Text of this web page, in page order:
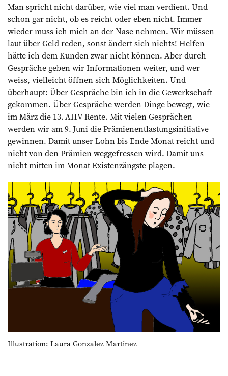
Man spricht nicht dar­über, wie viel man verdient. Und
schon gar nicht, ob es reicht oder eben nicht. Immer
wieder muss ich mich an der Nase nehmen. Wir müssen
laut über Geld reden, sonst ändert sich nichts! Helfen
hätte ich dem Kunden zwar nicht können. Aber durch
Gespräche geben wir Informationen weiter, und wer
weiss, vielleicht öffnen sich Möglichkeiten. Und
überhaupt: Über Gespräche bin ich in die Gewerkschaft
gekommen. Über Gespräche werden Dinge bewegt, wie
im März die 13. AHV Rente. Mit vielen Gesprächen
werden wir am 9. Juni die Prämienentlastungsinitiative
gewinnen. Damit unser Lohn bis Ende Monat reicht und
nicht von den Prämien weggefressen wird. Damit uns
nicht mitten im Monat Existenzängste plagen.
Illustration: Laura Gonzalez Martinez